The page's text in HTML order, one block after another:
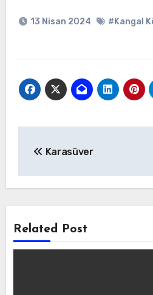
13 Nisan 2024 #Kangal
Karasüver
Related Post